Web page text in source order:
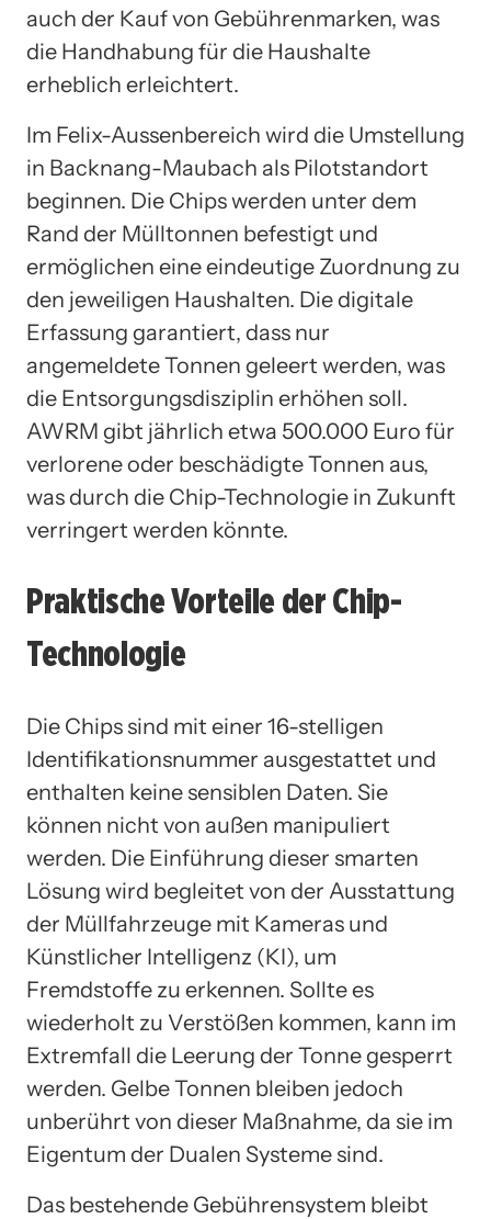
auch der Kauf von Gebührenmarken, was
die Handhabung für die Haushalte
erheblich erleichtert.
Im Felix-Aussenbereich wird die Umstellung
in Backnang-Maubach als Pilotstandort
beginnen. Die Chips werden unter dem
Rand der Mülltonnen befestigt und
ermöglichen eine eindeutige Zuordnung zu
den jeweiligen Haushalten. Die digitale
Erfassung garantiert, dass nur
angemeldete Tonnen geleert werden, was
die Entsorgungsdisziplin erhöhen soll.
AWRM gibt jährlich etwa 500.000 Euro für
verlorene oder beschädigte Tonnen aus,
was durch die Chip-Technologie in Zukunft
verringert werden könnte.
Praktische Vorteile der Chip-
Technologie
Die Chips sind mit einer 16-stelligen
Identifikationsnummer ausgestattet und
enthalten keine sensiblen Daten. Sie
können nicht von außen manipuliert
werden. Die Einführung dieser smarten
Lösung wird begleitet von der Ausstattung
der Müllfahrzeuge mit Kameras und
Künstlicher Intelligenz (KI), um
Fremdstoffe zu erkennen. Sollte es
wiederholt zu Verstößen kommen, kann im
Extremfall die Leerung der Tonne gesperrt
werden. Gelbe Tonnen bleiben jedoch
unberührt von dieser Maßnahme, da sie im
Eigentum der Dualen Systeme sind.
Das bestehende Gebührensystem bleibt